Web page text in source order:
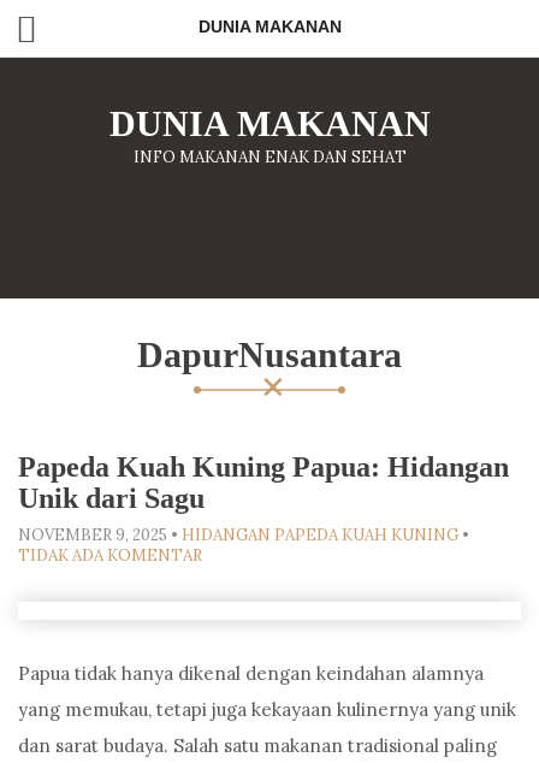
DUNIA MAKANAN
DUNIA MAKANAN
INFO MAKANAN ENAK DAN SEHAT
DapurNusantara
Papeda Kuah Kuning Papua: Hidangan
Unik dari Sagu
NOVEMBER 9, 2025 • HIDANGAN PAPEDA KUAH KUNING •
TIDAK ADA KOMENTAR
Papua tidak hanya dikenal dengan keindahan alamnya
yang memukau, tetapi juga kekayaan kulinernya yang unik
dan sarat budaya. Salah satu makanan tradisional paling